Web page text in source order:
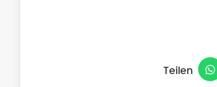
Teilen